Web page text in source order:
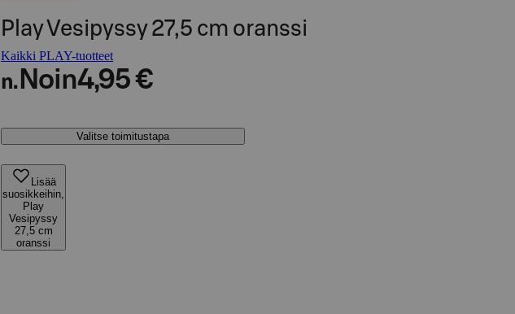
Play Vesipyssy 27,5 cm oranssi
Kaikki PLAY-tuotteet
n. Noin4,95 €
Valitse toimitustapa
Lisää
suosikkeihin,
Play
Vesipyssy
27,5 cm
oranssi